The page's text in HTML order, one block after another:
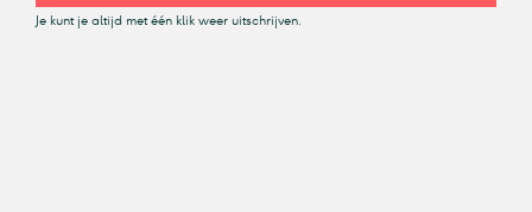
Je kunt je altijd met één klik weer uitschrijven.